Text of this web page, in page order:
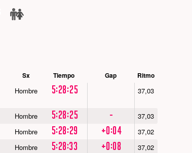
Sx Tiempo Gap Ritmo
Hombre 5:28:25 37,03
Hombre 5:28:25 - 37,03
Hombre 5:28:29 +0:04 37,02
Hombre 5:28:33 +0:08 37,02